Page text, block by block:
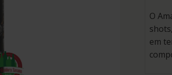
O
shots,
em